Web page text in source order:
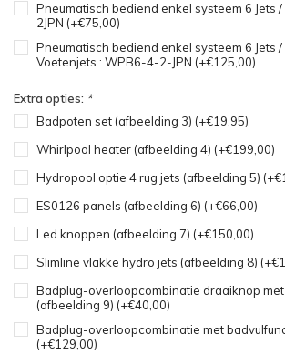
Pneumatisch bediend enkel systeem 6 Jets
2JPN (+€75,00)
Pneumatisch bediend enkel systeem 6 Jets /
Voetenjets : WPB6-4-2-JPN (+€125,00)
Extra opties: *
Badpoten set (afbeelding 3) (+€19,95)
Whirlpool heater (afbeelding 4) (+€199,00)
Hydropool optie 4 rug jets (afbeelding 5)
ES0126 panels (afbeelding 6) (+€66,00)
Led knoppen (afbeelding 7) (+€150,00)
Slimline vlakke hydro jets (afbeelding 8)
Badplug-overloopcombinatie draaiknop
(afbeelding 9) (+€40,00)
Badplug-overloopcombinatie met
(+€129,00)